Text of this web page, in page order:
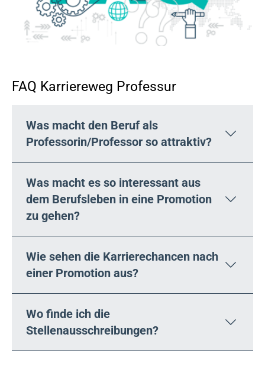
FAQ Karriereweg Professur
Was macht den Beruf als
Professorin/Professor so attraktiv?
Was macht es so interessant aus
dem Berufsleben in eine Promotion
zu gehen?
Wie sehen die Karrierechancen nach
einer Promotion aus?
Wo finde ich die
Stellenausschreibungen?